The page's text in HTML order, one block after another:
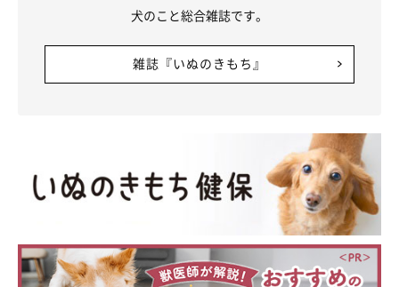
犬のこと総合雑誌です。
雑誌『いぬのきもち』